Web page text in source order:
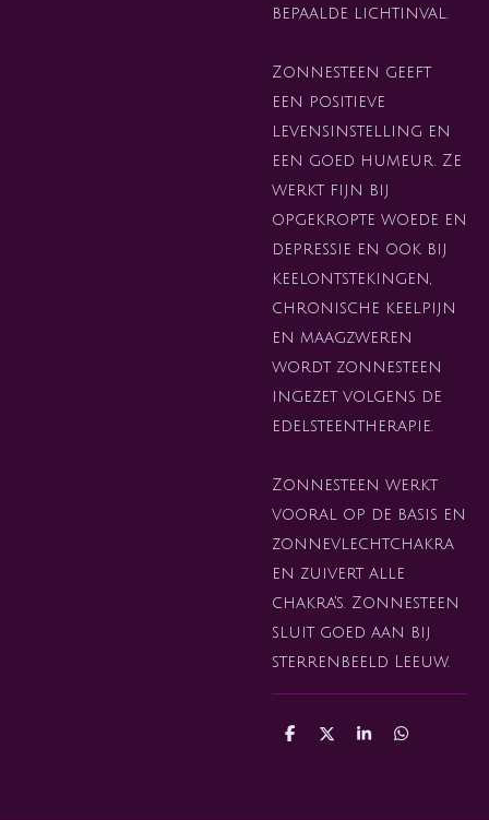
bepaalde lichtinval.
Zonnesteen geeft
een positieve
levensinstelling en
een goed humeur. Ze
werkt fijn bij
opgekropte woede en
depressie en ook bij
keelontstekingen,
chronische keelpijn
en maagzweren
wordt zonnesteen
ingezet volgens de
edelsteentherapie.
Zonnesteen werkt
vooral op de basis en
zonnevlechtchakra
en zuivert alle
chakra's. Zonnesteen
sluit goed aan bij
sterrenbeeld Leeuw.
D
D
S
D